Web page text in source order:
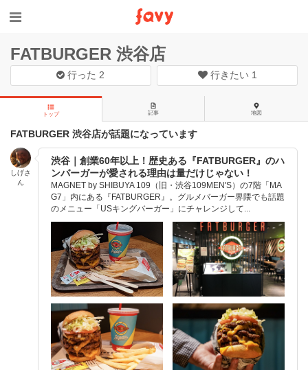
FATBURGER 渋谷店
行った 2 行きたい 1
トップ 記事 地図
FATBURGER 渋谷店が話題になっています
しげさ
ん
渋谷｜創業60年以上！歴史ある『FATBURGER』のハ
ンバーガーが愛される理由は量だけじゃない！
MAGNET by SHIBUYA 109（旧・渋谷109MEN'S）の7階「MA
G7」内にある『FATBURGER』。グルメバーガー界隈でも話題
のメニュー「USキングバーガー」にチャレンジして...